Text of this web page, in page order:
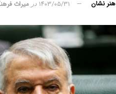
هنر نشان ۱۴۰۳/۰۵/۳۱ در میراث